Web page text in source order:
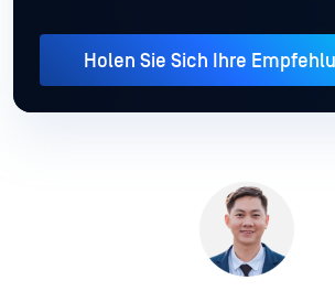
Holen Sie Sich Ihre